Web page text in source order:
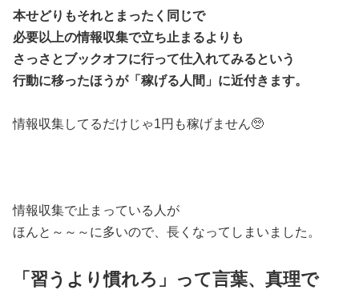
本せどりもそれとまったく同じで
必要以上の情報収集で立ち止まるよりも
さっさとブックオフに行って仕入れてみるという
行動に移ったほうが「稼げる人間」に近付きます。
情報収集してるだけじゃ1円も稼げません🥺
情報収集で止まっている人が
ほんと～～～に多いので、長くなってしまいました。
「習うより慣れろ」って言葉、真理で